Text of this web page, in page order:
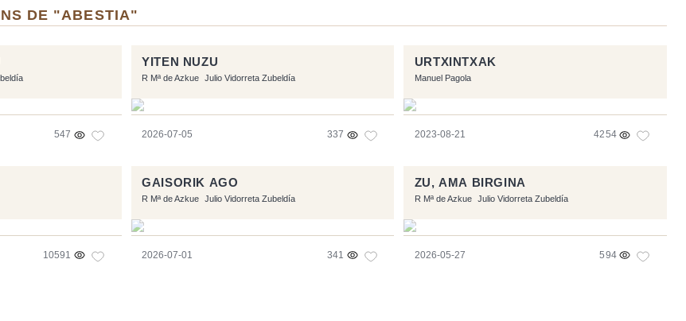
DE "ABESTIA"
547
YITEN NUZU
R Mª de Azkue Julio Vidorreta Zubeldía
2026-07-05 337
URTXINTXAK
Manuel Pagola
2023-08-21 4254
10591
GAISORIK AGO
R Mª de Azkue Julio Vidorreta Zubeldía
2026-07-01 341
ZU, AMA BIRGINA
R Mª de Azkue Julio Vidorreta Zubeldía
2026-05-27 594